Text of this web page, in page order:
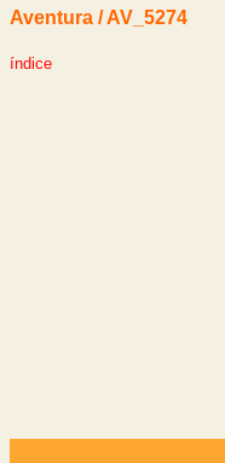
Aventura / AV_5274
índice